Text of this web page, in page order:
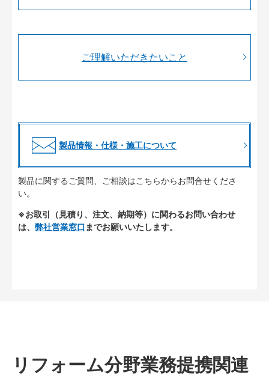
ご理解いただきたいこと
製品情報・仕様・施工について
製品に関するご質問、ご相談はこちらからお問合せくださ
い。
※お取引（見積り、注文、納期等）に関わるお問い合わせ
は、 弊社営業窓口 までお願いいたします。
リフォーム分野業務提携関連